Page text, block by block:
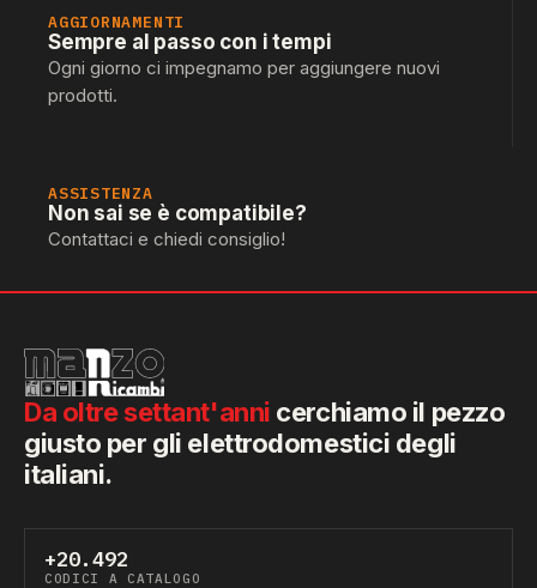
AGGIORNAMENTI
Sempre al passo con i tempi
Ogni giorno ci impegnamo per aggiungere nuovi
prodotti.
ASSISTENZA
Non sai se è compatibile?
Contattaci e chiedi consiglio!
Da oltre settant'anni cerchiamo il pezzo
giusto per gli elettrodomestici degli
italiani.
+20.492
CODICI A CATALOGO